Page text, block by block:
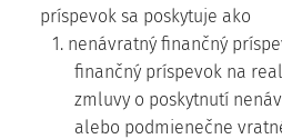
príspevok sa poskytuje ako
1. nenávratný finančný
finančný príspevok na
zmluvy o poskytnutí
alebo podmienečne